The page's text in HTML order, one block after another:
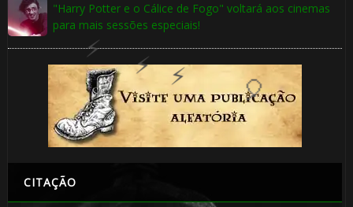
"Harry Potter e o Cálice de Fogo" voltará aos cinemas
para mais sessões especiais!
CITAÇÃO
🎂
⚡
🎈